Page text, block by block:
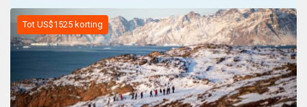
Tot US$1525 korting